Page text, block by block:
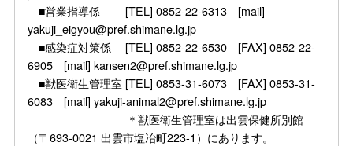
■営業指導係 [TEL] 0852-22-6313 [mail]
yakuji_eigyou@pref.shimane.lg.jp
■感染症対策係 [TEL] 0852-22-6530 [FAX] 0852-22-
6905 [mail] kansen2@pref.shimane.lg.jp
■獣医衛生管理室 [TEL] 0853-31-6073 [FAX] 0853-31-
6083 [mail] yakuji-animal2@pref.shimane.lg.jp
＊獣医衛生管理室は出雲保健所別館
（〒693-0021 出雲市塩冶町223-1）にあります。